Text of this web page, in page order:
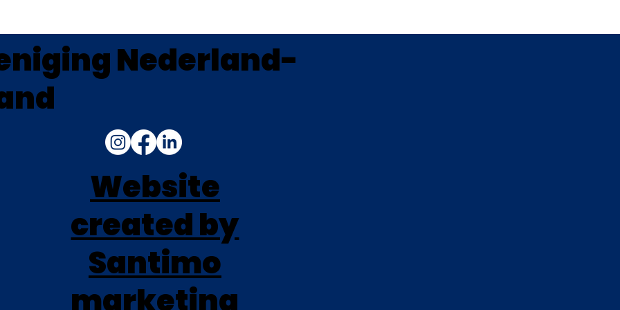
Nederland-
Website
created by
Santimo
marketing